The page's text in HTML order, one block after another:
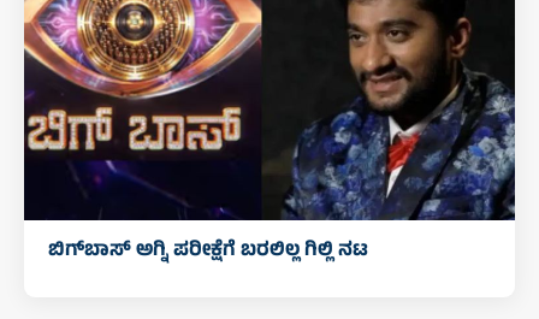
ಬಿಗ್‌ಬಾಸ್ ಅಗ್ನಿ ಪರೀಕ್ಷೆಗೆ ಬರಲಿಲ್ಲ ಗಿಲ್ಲಿ ನಟ